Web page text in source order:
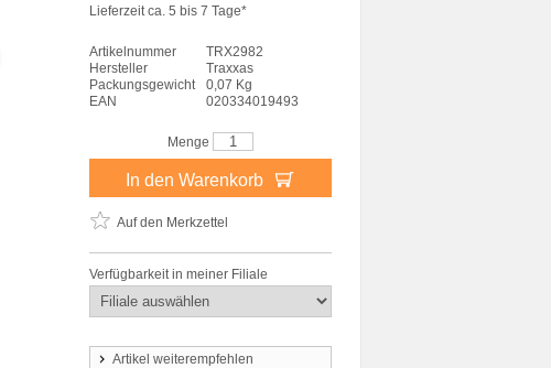
Lieferzeit ca. 5 bis 7 Tage*
Artikelnummer
TRX2982
Hersteller
Traxxas
Packungsgewicht
0,07 Kg
EAN
020334019493
Menge
In den Warenkorb
Auf den Merkzettel
Verfügbarkeit in meiner Filiale
Artikel weiterempfehlen